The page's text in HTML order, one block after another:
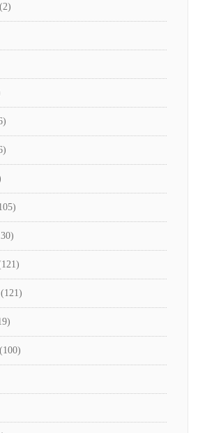
(2)
(121)
(100)